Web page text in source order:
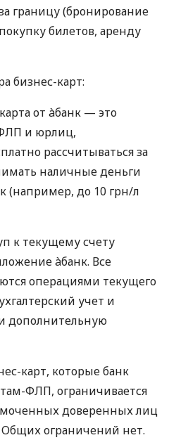
границу (бронирование
билетов, аренду
бизнес-карт:
от àбанк — это
и юрлиц,
рассчитываться за
наличные деньги
(например, до 10 грн/л
к текущему счету
àбанк. Все
операциями текущего
учет и
дополнительную
карт, которые банк
ФЛП, ограничивается
доверенных лиц
ограничений нет.